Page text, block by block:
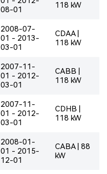
08-01
118 kW
2008-07-
01 - 2013-
03-01
CDAA |
118 kW
2007-11-
01 - 2012-
03-01
CABB |
118 kW
2007-11-
01 - 2012-
03-01
CDHB |
118 kW
2008-01-
01 - 2015-
12-01
CABA | 88
kW